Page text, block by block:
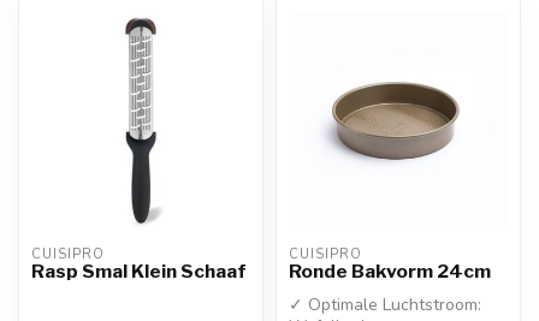
CUISIPRO
Rasp Smal Klein Schaaf
CUISIPRO
Ronde Bakvorm 24cm
✓ Optimale Luchtstroom: